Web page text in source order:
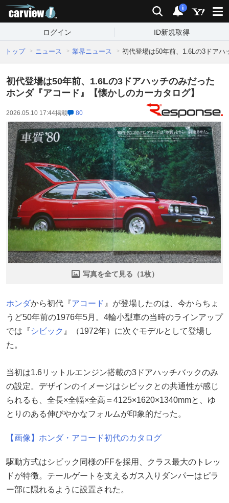
検索 通知
i
ログイン ID新規取得
トップ ニュース 業界ニュース 初代登場は50年前、1.6Lの3ドア
初代登場は50年前、1.6Lの3ドアハッチのみだった
ホンダ『アコード』【懐かしのカーカタログ】
2026.05.10 17:44掲載 80
写真を全て見る（1枚）
ホンダから初代『アコード 』が登場したのは、今からちょ
うど50年前の1976年5月。4輪小型車の当時のラインアップ
では『シビック 』（1972年）に次ぐモデルとして登場し
た。
当初は1.6リットルエンジン搭載の3ドアハッチバックのみ
の設定。デザインのイメージはシビックとの共通性が感じ
られるも、全長×全幅×全高＝4125×1620×1340mmと、ゆ
とりのある伸びやかなフォルムが印象的だった。
【画像】ホンダ・アコード初代のカタログ
駆動方式はシビック同様のFFを採用、クラス最大のトレッ
ドが特徴。テールゲートを支えるガス入りダンパーはピラ
ー部に隠れるように設置された。